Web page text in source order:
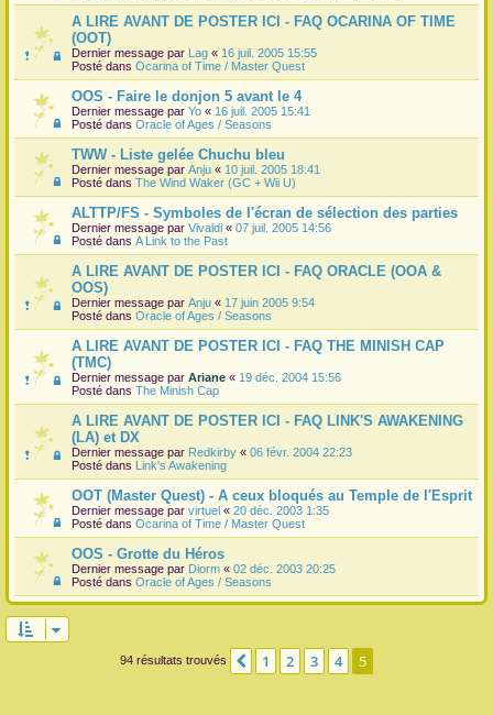
A LIRE AVANT DE POSTER ICI - FAQ OCARINA OF TIME
(OOT)
Dernier message par Lag « 16 juil. 2005 15:55
Posté dans Ocarina of Time / Master Quest
OOS - Faire le donjon 5 avant le 4
Dernier message par Yo « 16 juil. 2005 15:41
Posté dans Oracle of Ages / Seasons
TWW - Liste gelée Chuchu bleu
Dernier message par Anju « 10 juil. 2005 18:41
Posté dans The Wind Waker (GC + Wii U)
ALTTP/FS - Symboles de l'écran de sélection des parties
Dernier message par Vivaldi « 07 juil. 2005 14:56
Posté dans A Link to the Past
A LIRE AVANT DE POSTER ICI - FAQ ORACLE (OOA &
OOS)
Dernier message par Anju « 17 juin 2005 9:54
Posté dans Oracle of Ages / Seasons
A LIRE AVANT DE POSTER ICI - FAQ THE MINISH CAP
(TMC)
Dernier message par Ariane « 19 déc. 2004 15:56
Posté dans The Minish Cap
A LIRE AVANT DE POSTER ICI - FAQ LINK'S AWAKENING
(LA) et DX
Dernier message par Redkirby « 06 févr. 2004 22:23
Posté dans Link's Awakening
OOT (Master Quest) - A ceux bloqués au Temple de l'Esprit
Dernier message par virtuel « 20 déc. 2003 1:35
Posté dans Ocarina of Time / Master Quest
OOS - Grotte du Héros
Dernier message par Diorm « 02 déc. 2003 20:25
Posté dans Oracle of Ages / Seasons
94 résultats trouvés Précédente
1 2 3 4 5